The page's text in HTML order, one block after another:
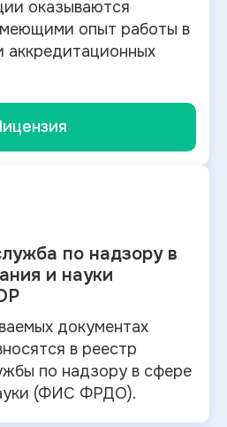
оказываются
опыт работы в
аккредитационных
по надзору в
и науки
документах
в реестр
по надзору в сфере
(ФИС ФРДО).